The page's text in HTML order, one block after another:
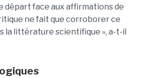
départ face aux affirmations de
ne fait que corroborer ce
la littérature scientifique », a-t-il